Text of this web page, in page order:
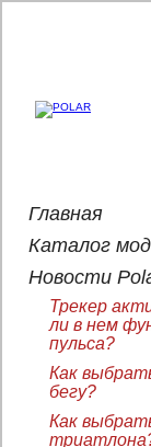
Главная
Каталог
Новости
Трекер
ли в нем
пульса?
Как
бегу?
Как